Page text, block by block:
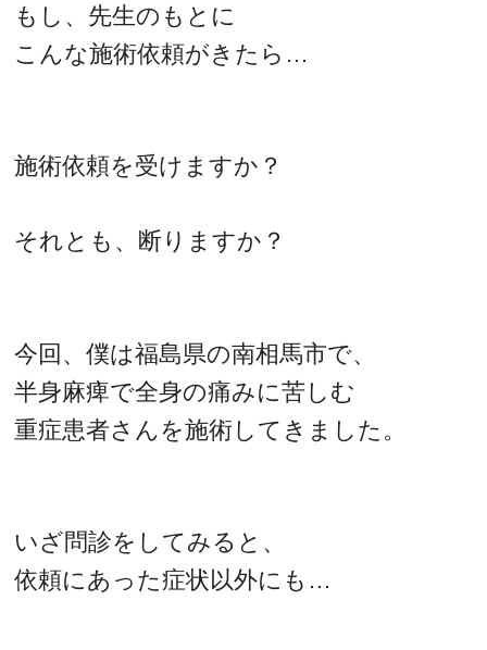
もし、先生のもとに
こんな施術依頼がきたら…
施術依頼を受けますか？
それとも、断りますか？
今回、僕は福島県の南相馬市で、
半身麻痺で全身の痛みに苦しむ
重症患者さんを施術してきました。
いざ問診をしてみると、
依頼にあった症状以外にも…